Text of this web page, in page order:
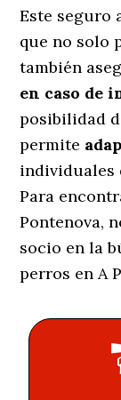
Este seguro
que no solo
también
en caso de
posibilidad
permite
individuales
Para
Pontenova,
socio en la
perros en A